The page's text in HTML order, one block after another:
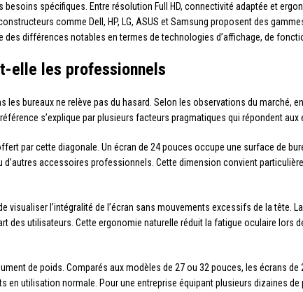
spécifiques. Entre résolution Full HD, connectivité adaptée et
comme Dell, HP, LG, ASUS et Samsung proposent des
des différences notables en termes de technologies d’affichage, de
elle les professionnels
les bureaux ne relève pas du hasard. Selon les observations du marché,
s’explique par plusieurs facteurs pragmatiques qui répondent aux
par cette diagonale. Un écran de 24 pouces occupe une surface de
d’autres accessoires professionnels. Cette dimension convient
visualiser l’intégralité de l’écran sans mouvements excessifs de la tête.
des utilisateurs. Cette ergonomie naturelle réduit la fatigue oculaire lors
de poids. Comparés aux modèles de 27 ou 32 pouces, les écrans
en utilisation normale. Pour une entreprise équipant plusieurs dizaines